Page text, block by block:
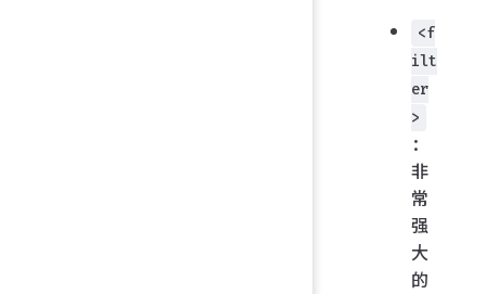
<f
ilt
er
>
：
非
常
强
大
的